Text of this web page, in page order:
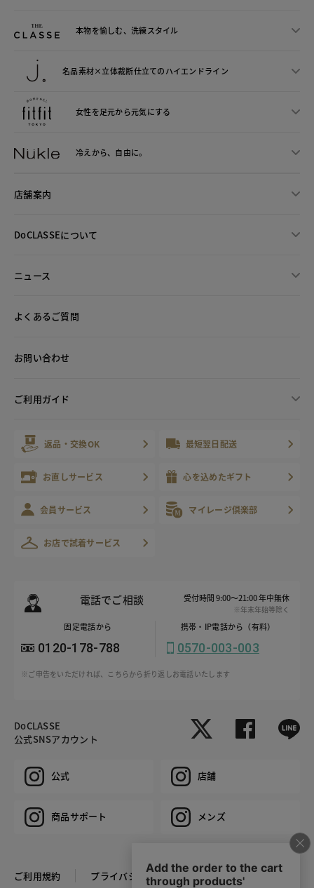
本物を愉しむ、洗練スタイル
名品素材×立体裁断仕立てのハイエンドライン
女性を足元から元気にする
冷えから、 自由に。
店舗案内
DoCLASSEについて
ニュース
よくあるご質問
お問い合わせ
ご利用ガイド
返品・交換OK 最短翌日配送
お直しサービス 心を込めたギフト
会員サービス マイレージ倶楽部
お店で試着サービス
電話でご相談 受付時間 9:00～21:00 年中無休
※年末年始等除く
固定電話から
0120-178-788
携帯・IP電話から（有料）
0570-003-003
※ご申告をいただければ、こちらから折り返しお電話いたします
DoCLASSE
公式SNSアカウント
公式 店舗
商品サポート メンズ
ご利用規約 プライバシーポリシー